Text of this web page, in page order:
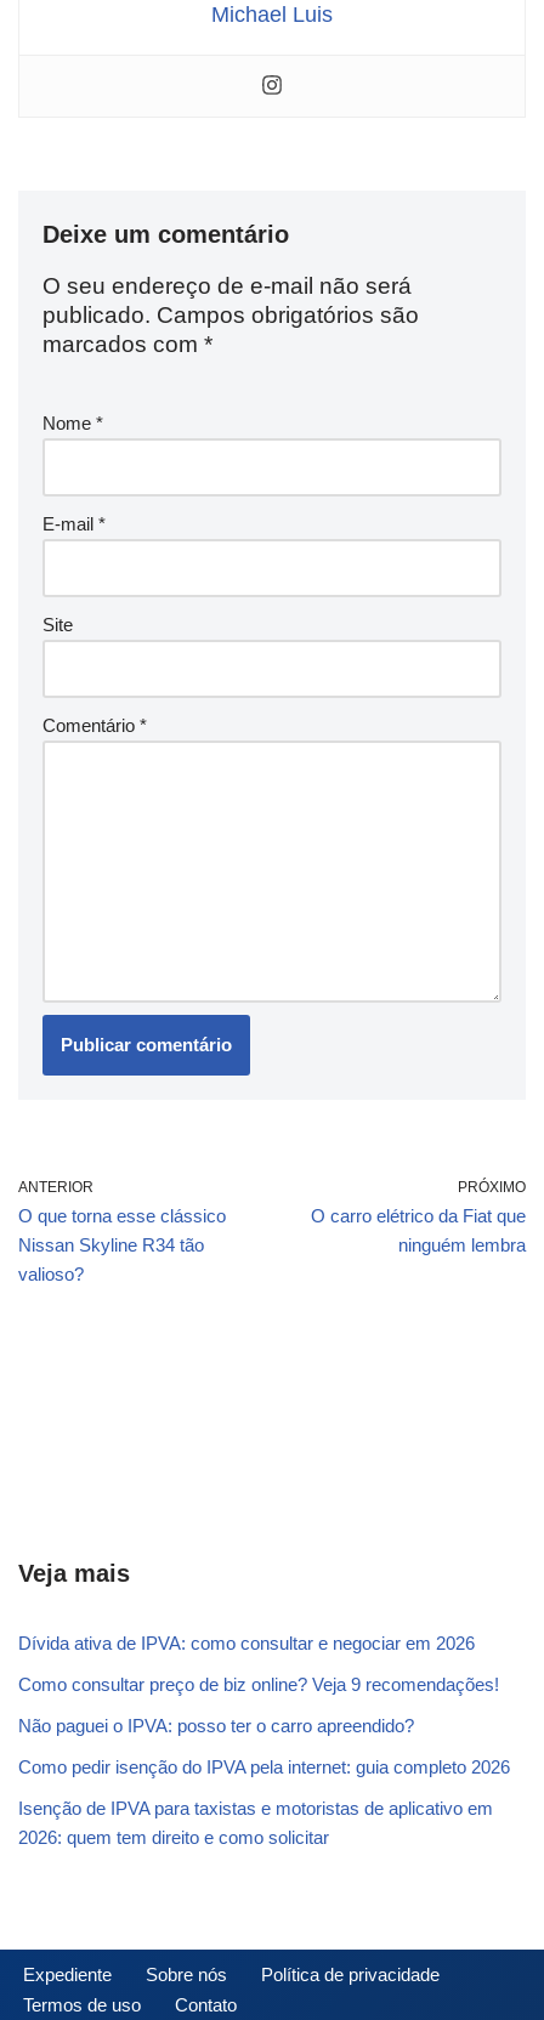
Michael Luis
Deixe um comentário
O seu endereço de e-mail não será
publicado. Campos obrigatórios são
marcados com *
Nome *
E-mail *
Site
Comentário *
ANTERIOR
O que torna esse clássico
Nissan Skyline R34 tão
valioso?
PRÓXIMO
O carro elétrico da Fiat que
ninguém lembra
Veja mais
Dívida ativa de IPVA: como consultar e negociar em 2026
Como consultar preço de biz online? Veja 9 recomendações!
Não paguei o IPVA: posso ter o carro apreendido?
Como pedir isenção do IPVA pela internet: guia completo 2026
Isenção de IPVA para taxistas e motoristas de aplicativo em
2026: quem tem direito e como solicitar
Expediente Sobre nós
Política de privacidade
Termos de uso
Contato